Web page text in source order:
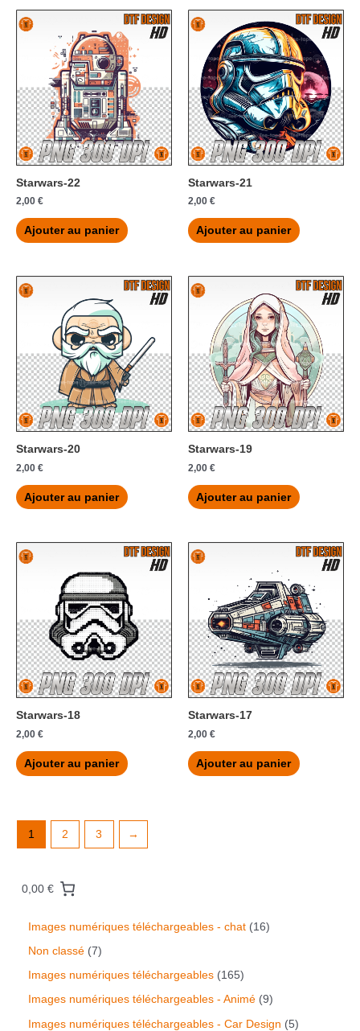
Starwars-22
2,00 €
Ajouter au panier
Starwars-21
2,00 €
Ajouter au panier
Starwars-20
2,00 €
Ajouter au panier
Starwars-19
2,00 €
Ajouter au panier
Starwars-18
2,00 €
Ajouter au panier
Starwars-17
2,00 €
Ajouter au panier
1 2 3 →
0,00 €
Images numériques téléchargeables - chat 16
Non classé 7
Images numériques téléchargeables 165
Images numériques téléchargeables - Animé 9
Images numériques téléchargeables - Car Design 5